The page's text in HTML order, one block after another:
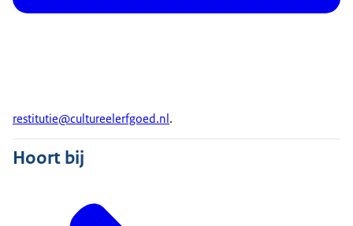
restitutie@cultureelerfgoed.nl .
Hoort bij